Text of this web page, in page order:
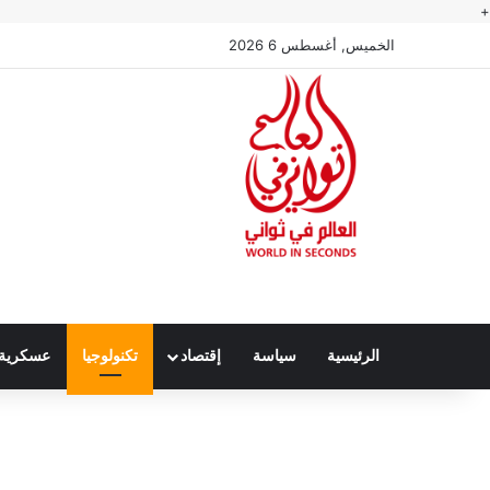
+
الخميس, أغسطس 6 2026
الرئيسية سياسة إقتصاد تكنولوجيا عسكرية